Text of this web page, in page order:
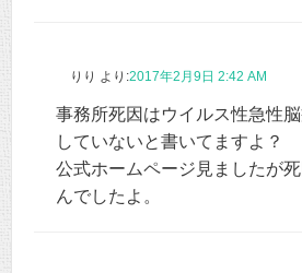
りり より:2017年2月9日 2:42 AM
事務所死因はウイルス性急性
していないと書いてますよ？
公式ホームページ見ましたが
んでしたよ。